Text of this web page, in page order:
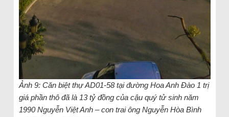
Ảnh 9: Căn biệt thự AD01-58 tại đường Hoa Anh Đào 1 trị
giá phần thô đã là 13 tỷ đồng của cậu quý tử sinh năm
1990 Nguyễn Việt Anh – con trai ông Nguyễn Hòa Bình